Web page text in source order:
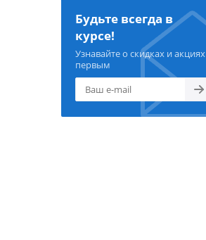
Будьте всегда в
курсе!
Узнавайте о скидках и акциях
первым